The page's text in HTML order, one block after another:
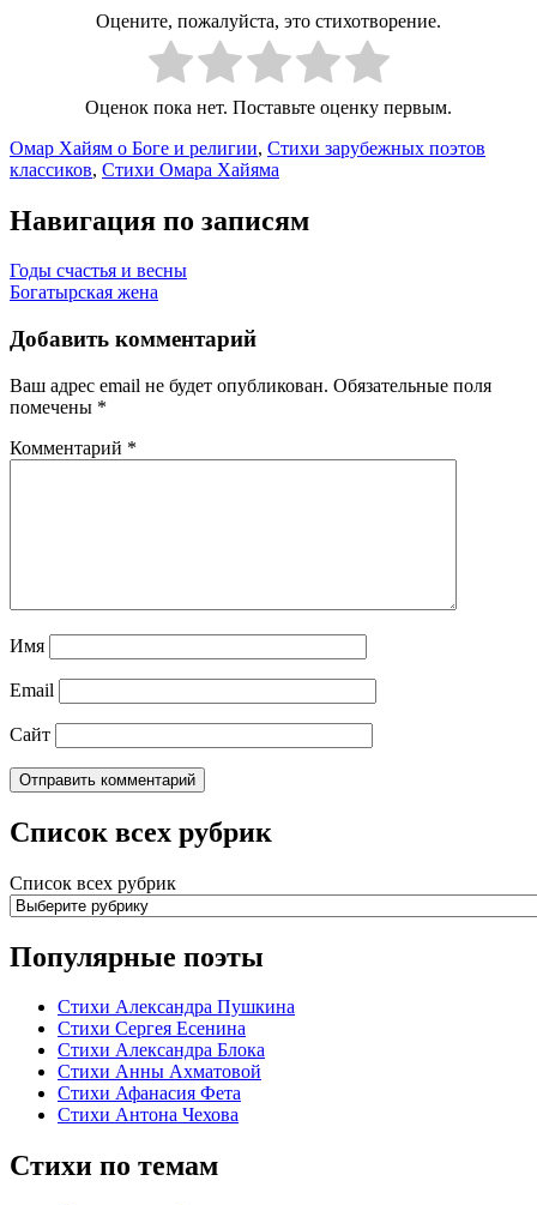
Оцените, пожалуйста, это стихотворение.
Оценок пока нет. Поставьте оценку первым.
Омар Хайям о Боге и религии, Стихи зарубежных поэтов
классиков, Стихи Омара Хайяма
Навигация по записям
Годы счастья и весны
Богатырская жена
Добавить комментарий
Ваш адрес email не будет опубликован. Обязательные поля
помечены *
Комментарий *
Имя
Email
Сайт
Список всех рубрик
Список всех рубрик
Популярные поэты
Стихи Александра Пушкина
Стихи Сергея Есенина
Стихи Александра Блока
Стихи Анны Ахматовой
Стихи Афанасия Фета
Стихи Антона Чехова
Стихи по темам